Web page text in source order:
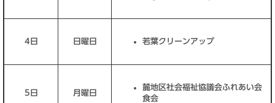
4日 日曜日 若葉クリーンアップ
5日 月曜日
麓地区社会福祉協議会ふれあい会
食会